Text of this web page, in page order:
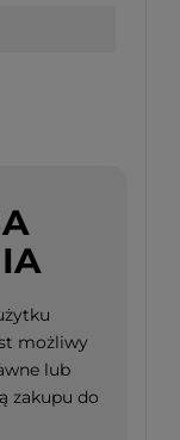
możliwy
lub
zakupu do